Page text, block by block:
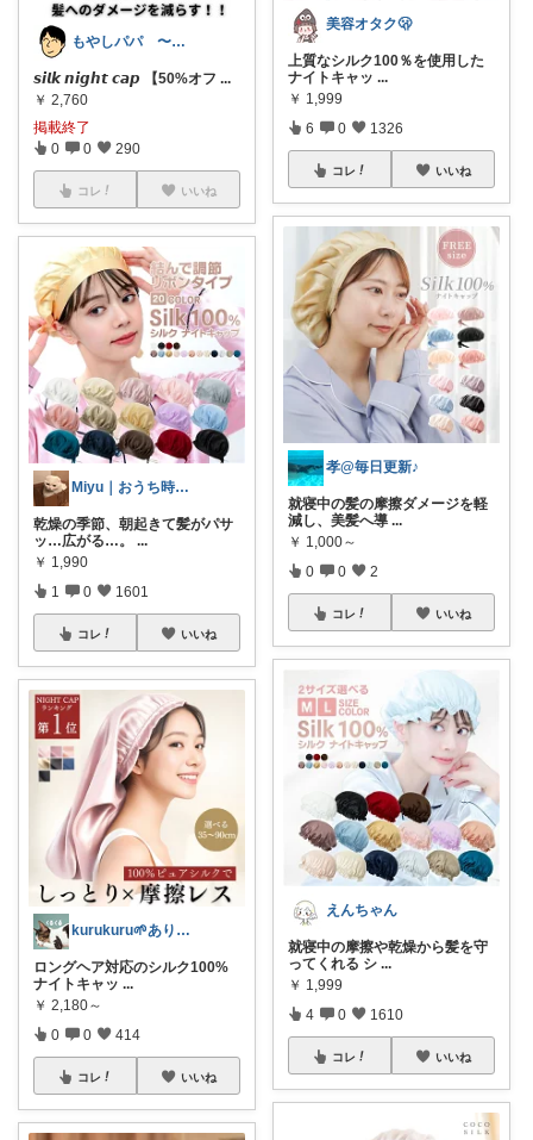
もやしパパ 〜育児・生活・雑貨〜
𝙨𝙞𝙡𝙠 𝙣𝙞𝙜𝙝𝙩 𝙘𝙖𝙥 【50%オフ ...
￥ 2,760
掲載終了
0 0 290
コレ いいね
Miyu｜おうち時間の小さな幸せ🌸
乾燥の季節、朝起きて髪がパサ
ッ…広がる…。
...
￥ 1,990
1 0 1601
コレ いいね
kurukuru🌱ありがとうございます
ロングヘア対応のシルク100%
ナイトキャッ ...
￥ 2,180～
0 0 414
コレ いいね
美容オタク🫢
上質なシルク100％を使用した
ナイトキャッ ...
￥ 1,999
6 0 1326
コレ いいね
孝@毎日更新♪
就寝中の髪の摩擦ダメージを軽
減し、美髪へ導 ...
￥ 1,000～
0 0 2
コレ いいね
えんちゃん
就寝中の摩擦や乾燥から髪を守
ってくれる シ ...
￥ 1,999
4 0 1610
コレ いいね